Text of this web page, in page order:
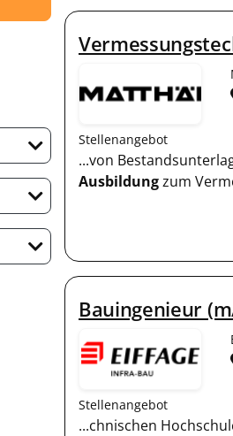
Stellenangebot
...von
Ausbildungzum
Bauingenieur
Stellenangebot
...chnischen